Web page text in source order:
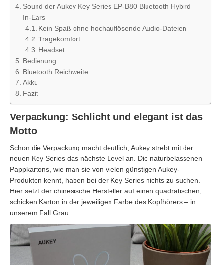
Sound der Aukey Key Series EP-B80 Bluetooth Hybird
In-Ears
Kein Spaß ohne hochauflösende Audio-Dateien
Tragekomfort
Headset
Bedienung
Bluetooth Reichweite
Akku
Fazit
Verpackung: Schlicht und elegant ist das
Motto
Schon die Verpackung macht deutlich, Aukey strebt mit der
neuen Key Series das nächste Level an. Die naturbelassenen
Pappkartons, wie man sie von vielen günstigen Aukey-
Produkten kennt, haben bei der Key Series nichts zu suchen.
Hier setzt der chinesische Hersteller auf einen quadratischen,
schicken Karton in der jeweiligen Farbe des Kopfhörers – in
unserem Fall Grau.